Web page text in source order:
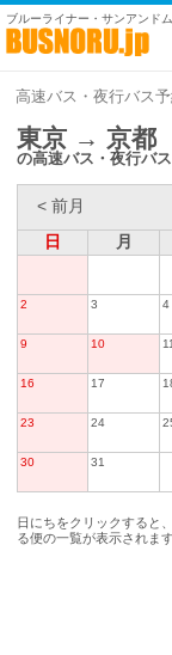
ブルーライナー・サンアンド
高速バス・夜行バス
東京 → 京都
の高速バス・夜行バス
< 前月
日
月
2 3 4
9 10 11
16 17
23 24
30 31
日にちをクリックすると
る便の一覧が表示されます